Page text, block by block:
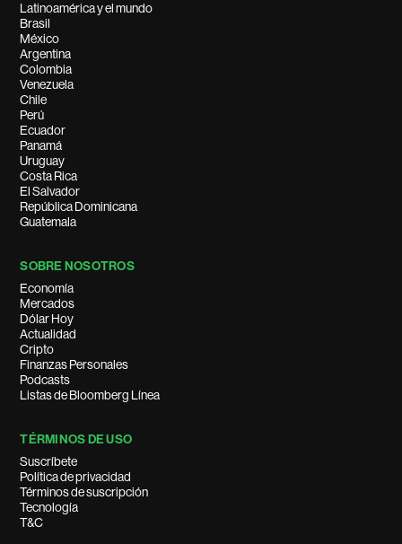
Latinoamérica y el mundo
Brasil
México
Argentina
Colombia
Venezuela
Chile
Perú
Ecuador
Panamá
Uruguay
Costa Rica
El Salvador
República Dominicana
Guatemala
SOBRE NOSOTROS
Economía
Mercados
Dólar Hoy
Actualidad
Cripto
Finanzas Personales
Podcasts
Listas de Bloomberg Línea
TÉRMINOS DE USO
Suscríbete
Política de privacidad
Términos de suscripción
Tecnología
T&C